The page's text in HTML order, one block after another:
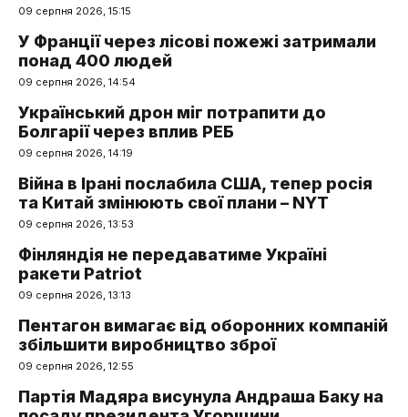
09 серпня 2026, 15:15
У Франції через лісові пожежі затримали
понад 400 людей
09 серпня 2026, 14:54
Український дрон міг потрапити до
Болгарії через вплив РЕБ
09 серпня 2026, 14:19
Війна в Ірані послабила США, тепер росія
та Китай змінюють свої плани – NYT
09 серпня 2026, 13:53
Фінляндія не передаватиме Україні
ракети Patriot
09 серпня 2026, 13:13
Пентагон вимагає від оборонних компаній
збільшити виробництво зброї
09 серпня 2026, 12:55
Партія Мадяра висунула Андраша Баку на